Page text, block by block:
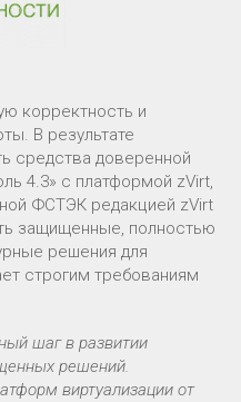
корректность и
В результате
средства доверенной
4.3» с платформой zVirt,
ФСТЭК редакцией zVirt
защищенные, полностью
решения для
строгим требованиям
шаг в развитии
решений.
виртуализации от